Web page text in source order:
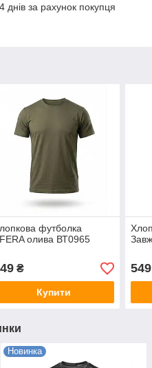
за рахунок покупця
футболка
олива ВТ0965
₴
Купити
549
Новинка